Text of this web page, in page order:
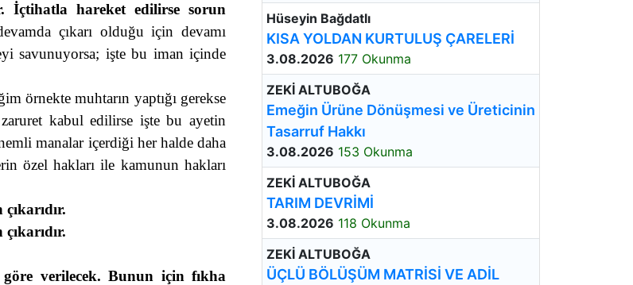
İçtihatla hareket edilirse sorun
çıkarı olduğu için devamı
savunuyorsa; işte bu iman içinde
örnekte muhtarın yaptığı gerekse
kabul edilirse işte bu ayetin
manalar içerdiği her halde daha
özel hakları ile kamunun hakları
verilecek. Bunun için fıkha
Hüseyin Bağdatlı
KISA YOLDAN KURTULUŞ ÇARELERİ
3.08.2026 177 Okunma
ZEKİ ALTUBOĞA
Emeğin Ürüne Dönüşmesi ve Üreticinin
Tasarruf Hakkı
3.08.2026 153 Okunma
ZEKİ ALTUBOĞA
TARIM DEVRİMİ
3.08.2026 118 Okunma
ZEKİ ALTUBOĞA
ÜÇLÜ BÖLÜŞÜM MATRİSİ VE ADİL